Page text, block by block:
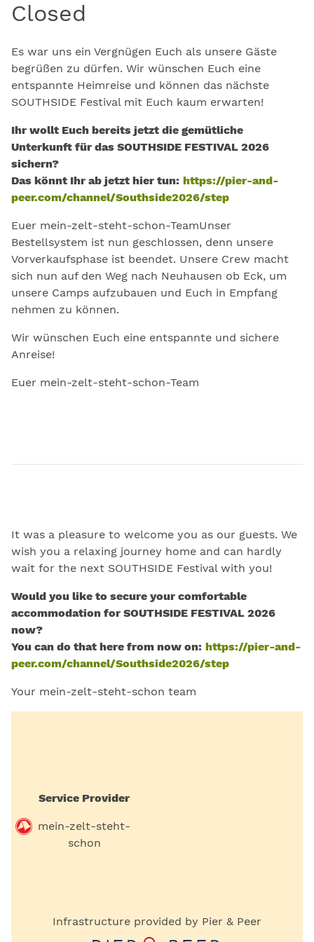
Closed
Es war uns ein Vergnügen Euch als unsere Gäste
begrüßen zu dürfen. Wir wünschen Euch eine
entspannte Heimreise und können das nächste
SOUTHSIDE Festival mit Euch kaum erwarten!
Ihr wollt Euch bereits jetzt die gemütliche
Unterkunft für das SOUTHSIDE FESTIVAL 2026
sichern?
Das könnt Ihr ab jetzt hier tun: https://pier-and-
peer.com/channel/Southside2026/step
Euer mein-zelt-steht-schon-TeamUnser
Bestellsystem ist nun geschlossen, denn unsere
Vorverkaufsphase ist beendet. Unsere Crew macht
sich nun auf den Weg nach Neuhausen ob Eck, um
unsere Camps aufzubauen und Euch in Empfang
nehmen zu können.
Wir wünschen Euch eine entspannte und sichere
Anreise!
Euer mein-zelt-steht-schon-Team
It was a pleasure to welcome you as our guests. We
wish you a relaxing journey home and can hardly
wait for the next SOUTHSIDE Festival with you!
Would you like to secure your comfortable
accommodation for SOUTHSIDE FESTIVAL 2026
now?
You can do that here from now on: https://pier-and-
peer.com/channel/Southside2026/step
Your mein-zelt-steht-schon team
Service Provider
mein-zelt-steht-
schon
Infrastructure provided by Pier & Peer